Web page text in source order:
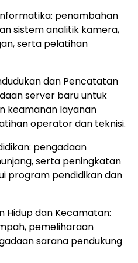
penambahan
sistem analitik kamera,
serta pelatihan
dan Pencatatan
server baru untuk
keamanan layanan
operator dan teknisi.
pengadaan
serta peningkatan
program pendidikan dan
Hidup dan Kecamatan:
pemeliharaan
sarana pendukung